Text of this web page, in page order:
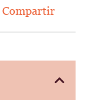
Compartir